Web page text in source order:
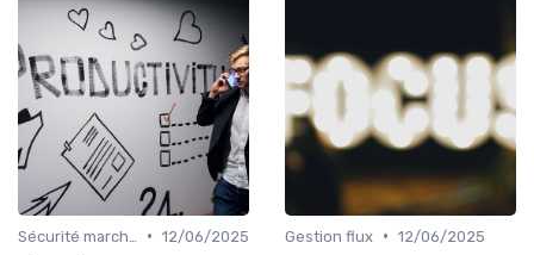
• 12/06/2025
Gestion flux • 12/06/2025